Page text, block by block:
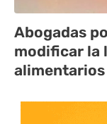
Abogadas
modificar la
alimentarios